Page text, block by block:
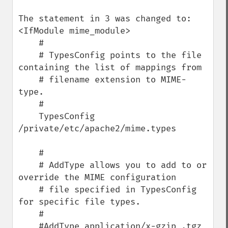
The statement in 3 was changed to:
<IfModule mime_module>
containing the list of mappings from
type.
/private/etc/apache2/mime.types
override the MIME configuration
for specific file types.